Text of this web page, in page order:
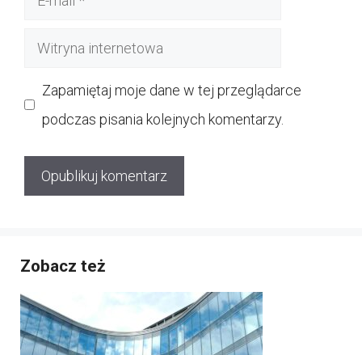
Witryna
Zapamiętaj moje dane w tej przeglądarce
podczas pisania kolejnych komentarzy.
Zobacz też